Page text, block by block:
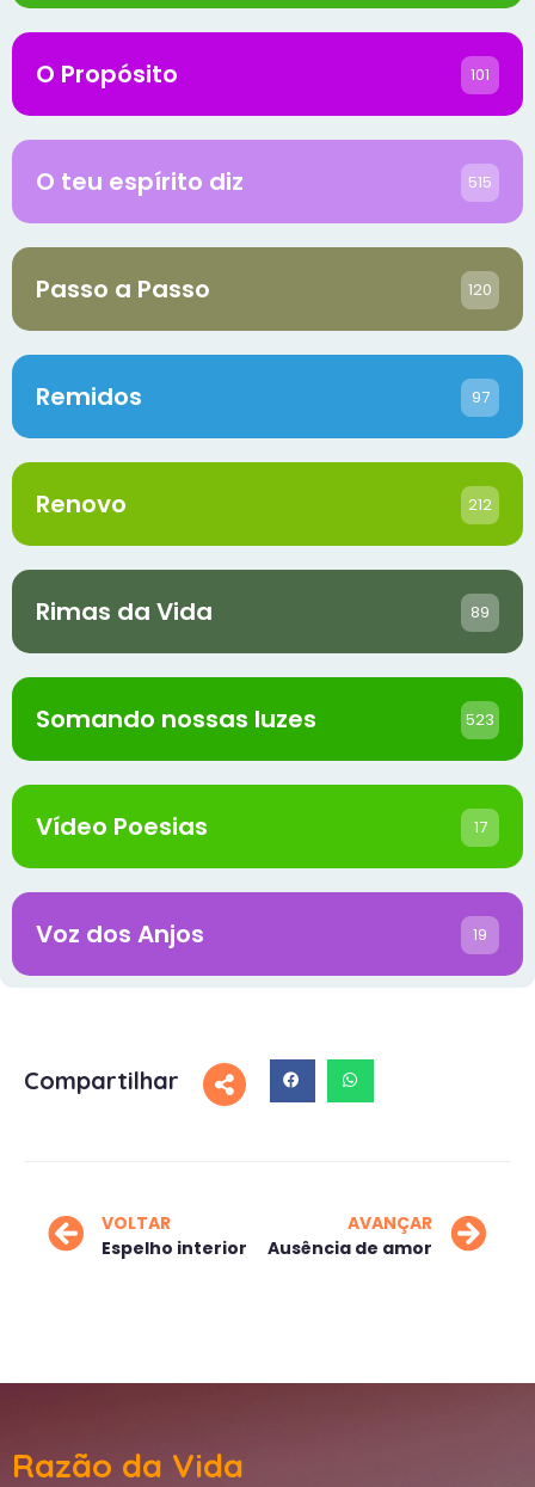
O Propósito 101
O teu espírito diz 515
Passo a Passo 120
Remidos 97
Renovo 212
Rimas da Vida 89
Somando nossas luzes 523
Vídeo Poesias 17
Voz dos Anjos 19
Compartilhar
VOLTAR
Espelho interior
AVANÇAR
Ausência de amor
Razão da Vida